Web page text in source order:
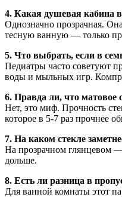
4. Какая душевая кабина
Однозначно прозрачная.
тесную ванную — только
5. Что выбрать, если в
Педиатры часто советуют
воды и мыльных игр.
6. Правда ли, что матовое
Нет, это миф. Прочность
которое в 5-7 раз прочнее
7. На каком стекле
На прозрачном глянцевом
дольше.
8. Есть ли разница в
Для ванной комнаты этот